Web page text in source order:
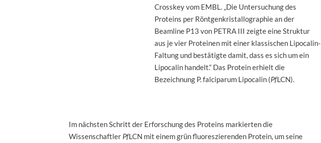
Crosskey vom EMBL. „Die Untersuchung des
Proteins per Röntgenkristallographie an der
Beamline P13 von PETRA III zeigte eine Struktur
aus je vier Proteinen mit einer klassischen Lipocalin-
Faltung und bestätigte damit, dass es sich um ein
Lipocalin handelt.“ Das Protein erhielt die
Bezeichnung P. falciparum Lipocalin (PfLCN).
Im nächsten Schritt der Erforschung des Proteins markierten die
Wissenschaftler PfLCN mit einem grün fluoreszierenden Protein, um seine